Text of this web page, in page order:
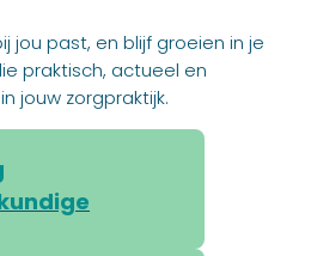
jou past, en blijf groeien in je
praktisch, actueel en
jouw zorgpraktijk.